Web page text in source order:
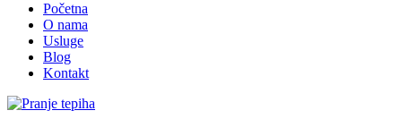
Početna
O nama
Usluge
Blog
Kontakt